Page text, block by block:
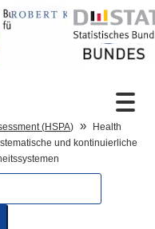
(HSPA)
Health
und kontinuierliche